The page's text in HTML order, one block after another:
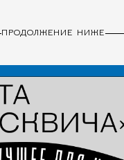
ПРОДОЛЖЕНИЕ НИЖЕ